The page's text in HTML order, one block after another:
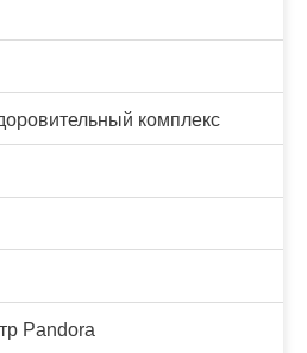
комплекс
Pandora